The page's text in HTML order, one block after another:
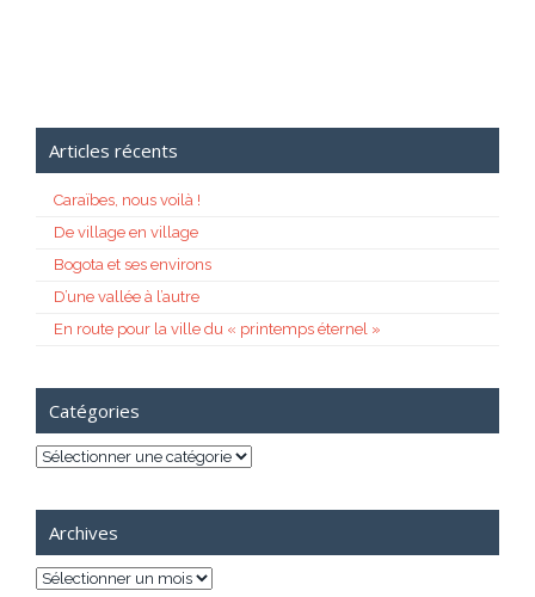
Articles récents
Caraïbes, nous voilà !
De village en village
Bogota et ses environs
D’une vallée à l’autre
En route pour la ville du « printemps éternel »
Catégories
Catégories
Archives
Archives